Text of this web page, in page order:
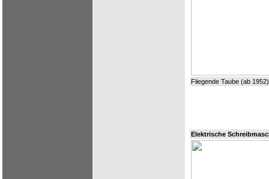
Fliegende Taube (ab 1952)
Elektrische